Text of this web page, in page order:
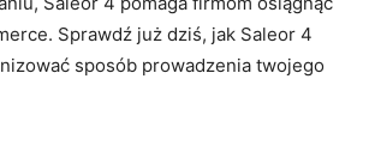
Sprawdź już dziś, jak Saleor 4
sposób prowadzenia twojego